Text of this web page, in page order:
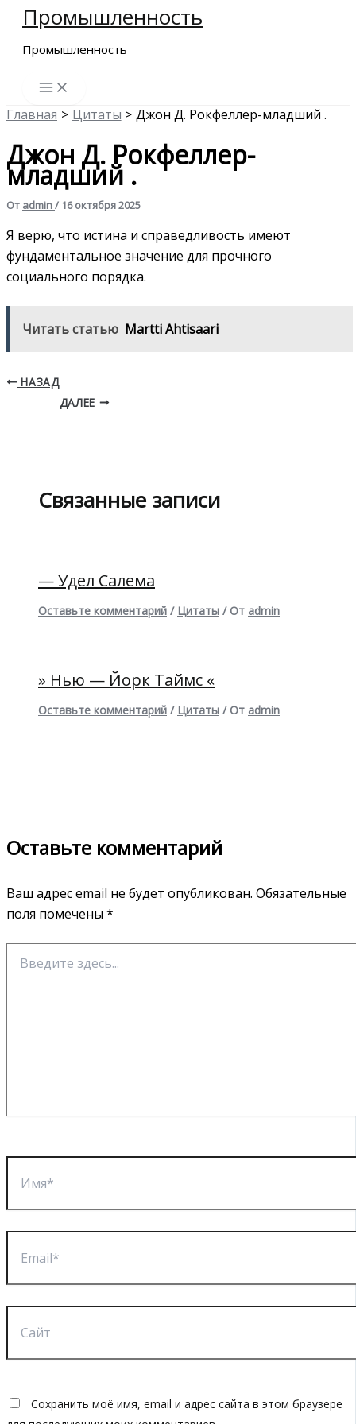
Перейти
содержимому
Промышленность
Промышленность
Главная Цитаты Джон Д. Рокфеллер-младший .
Джон Д. Рокфеллер-
младший .
От admin/ 16 октября 2025
Я верю, что истина и справедливость имеют
фундаментальное значение для прочного
социального порядка.
Читать статью Martti Ahtisaari
НАЗАД
ДАЛЕЕ
Связанные записи
— Удел Салема
Оставьте комментарий / Цитаты / От admin
» Нью — Йорк Таймс «
Оставьте комментарий / Цитаты / От admin
Оставьте комментарий
Ваш адрес email не будет опубликован. Обязательные
поля помечены *
здесь...
Сохранить моё имя, email и адрес сайта в этом браузере